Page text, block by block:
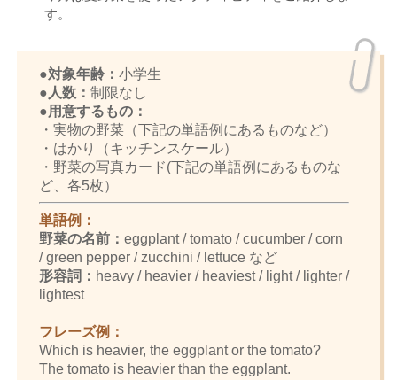
す。
●対象年齢： 小学生
●人数： 制限なし
●用意するもの：
・実物の野菜（下記の単語例にあるものなど）
・はかり（キッチンスケール）
・野菜の写真カード(下記の単語例にあるものな
ど、各5枚）
単語例：
野菜の名前： eggplant / tomato / cucumber / corn
/ green pepper / zucchini / lettuceなど
形容詞： heavy / heavier / heaviest / light / lighter /
lightest
フレーズ例：
Which is heavier, the eggplant or the tomato?
The tomato is heavier than the eggplant.